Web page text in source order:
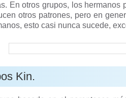
En otros grupos, los
otros patrones, pero en
esto casi nunca sucede,
Kin.